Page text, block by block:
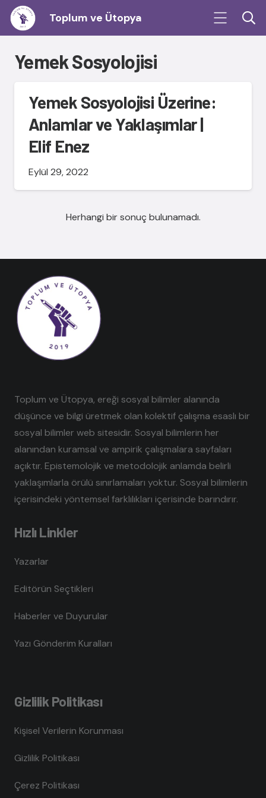
Toplum ve Ütopya
Yemek Sosyolojisi
Yemek Sosyolojisi Üzerine:
Anlamlar ve Yaklaşımlar |
Elif Enez
Eylül 29, 2022
Herhangi bir sonuç bulunamadı.
Toplum ve Ütopya, ereği sosyal bilimler alanında
düşünce ve bilgi üretmek olan kolektif çalışma esaslı bir
sosyal bilimler web sitesidir. Sosyal bilimlerin her
alanından kuramsal ve ampirik çalışmalara sayfaları
açıktır. Epistemolojik ve metodolojik anlamda belirli
yaklaşımlarla örülü sınırlamaları yoktur. Sosyal bilimlerin
içerisindeki yöntemsel farklılıkları içerisinde barındırır.
Hızlı Linkler
Yazarlar
Editörün Seçtikleri
Haberler ve Duyurular
Yazı Gönderim Kuralları
Gizlilik Politikası
Kişisel Verilerin Korunması
Gizlilik Politikası
Çerez Politikası